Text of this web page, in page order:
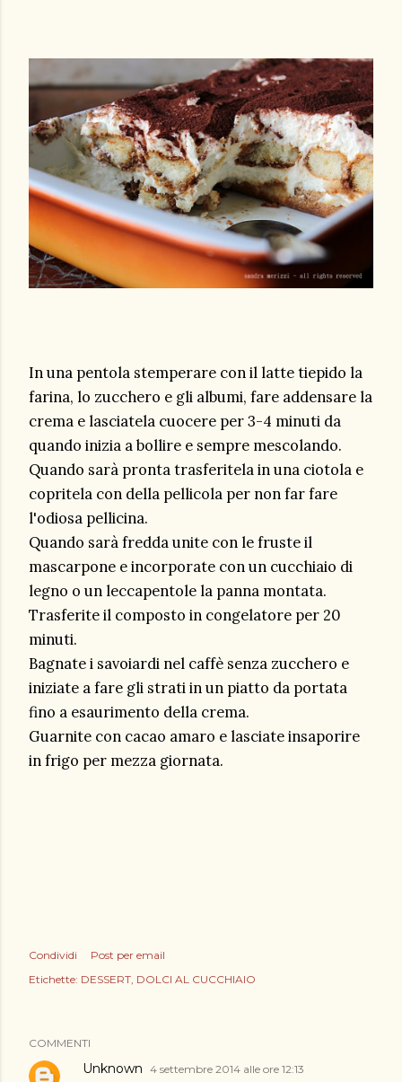
In una pentola stemperare con il latte tiepido la
farina, lo zucchero e gli albumi, fare addensare la
crema e lasciatela cuocere per 3-4 minuti da
quando inizia a bollire e sempre mescolando.
Quando sarà pronta trasferitela in una ciotola e
copritela con della pellicola per non far fare
l'odiosa pellicina.
Quando sarà fredda unite con le fruste il
mascarpone e incorporate con un cucchiaio di
legno o un leccapentole la panna montata.
Trasferite il composto in congelatore per 20
minuti.
Bagnate i savoiardi nel caffè senza zucchero e
iniziate a fare gli strati in un piatto da portata
fino a esaurimento della crema.
Guarnite con cacao amaro e lasciate insaporire
in frigo per mezza giornata.
Condividi
Post per email
Etichette: DESSERT DOLCI AL CUCCHIAIO
COMMENTI
Unknown 4 settembre 2014 alle ore 12:13